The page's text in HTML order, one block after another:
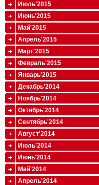
Июль'2015
Июнь'2015
Май'2015
Апрель'2015
Март'2015
Февраль'2015
Январь'2015
Декабрь'2014
Ноябрь'2014
Октябрь'2014
Сентябрь'2014
Август'2014
Июль'2014
Июнь'2014
Май'2014
Апрель'2014